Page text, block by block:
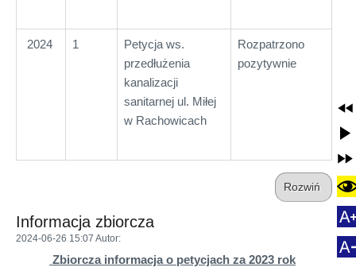
2024 1
Petycja ws.
przedłużenia
kanalizacji
sanitarnej ul. Miłej
w Rachowicach
Rozpatrzono
pozytywnie
Rozwiń
Informacja zbiorcza
2024-06-26 15:07 Autor:
Zbiorcza informacja o petycjach za 2023 rok